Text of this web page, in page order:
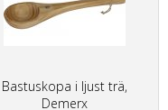
Bastuskopa i ljust trä,
Demerx